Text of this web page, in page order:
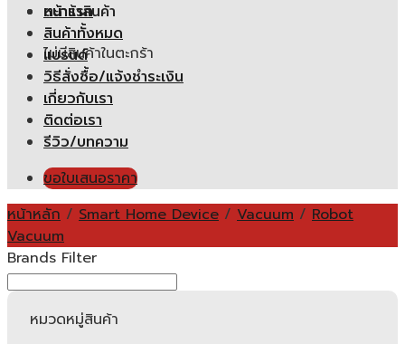
ตะกร้าสินค้า
ไม่มีสินค้าในตะกร้า
หน้าแรก
สินค้าทั้งหมด
แบรนด์
วิธีสั่งซื้อ/แจ้งชำระเงิน
เกี่ยวกับเรา
ติดต่อเรา
รีวิว/บทความ
ขอใบเสนอราคา
หน้าหลัก / Smart Home Device / Vacuum / Robot
Vacuum
Brands Filter
หมวดหมู่สินค้า